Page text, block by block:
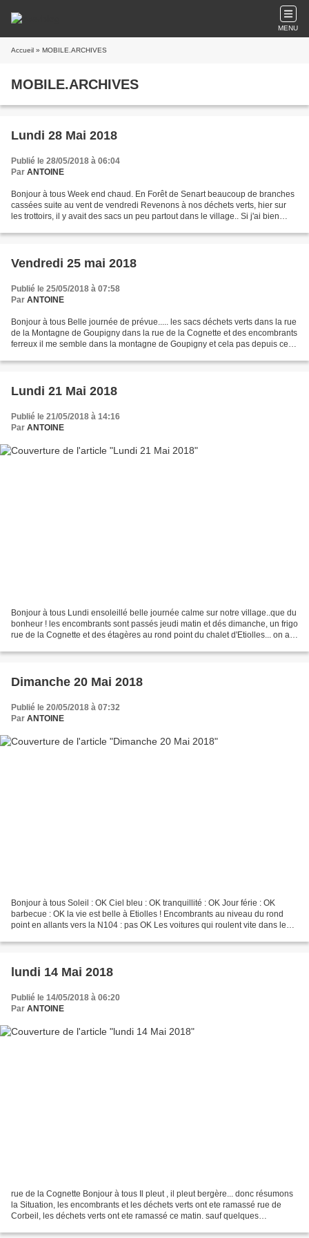
MENU
Accueil » MOBILE.ARCHIVES
MOBILE.ARCHIVES
Lundi 28 Mai 2018
Publié le 28/05/2018 à 06:04
Par ANTOINE
Bonjour à tous Week end chaud. En Forêt de Senart beaucoup de branches
cassées suite au vent de vendredi Revenons à nos déchets verts, hier sur
les trottoirs, il y avait des sacs un peu partout dans le village.. Si j'ai bien
Vendredi 25 mai 2018
Publié le 25/05/2018 à 07:58
Par ANTOINE
Bonjour à tous Belle journée de prévue..... les sacs déchets verts dans la rue
de la Montagne de Goupigny dans la rue de la Cognette et des encombrants
ferreux il me semble dans la montagne de Goupigny et cela pas depuis ce
Lundi 21 Mai 2018
Publié le 21/05/2018 à 14:16
Par ANTOINE
Bonjour à tous Lundi ensoleillé belle journée calme sur notre village..que du
bonheur ! les encombrants sont passés jeudi matin et dés dimanche, un frigo
rue de la Cognette et des étagères au rond point du chalet d'Etiolles... on a
Dimanche 20 Mai 2018
Publié le 20/05/2018 à 07:32
Par ANTOINE
Bonjour à tous Soleil : OK Ciel bleu : OK tranquillité : OK Jour férie : OK
barbecue : OK la vie est belle à Etiolles ! Encombrants au niveau du rond
point en allants vers la N104 : pas OK Les voitures qui roulent vite dans le
lundi 14 Mai 2018
Publié le 14/05/2018 à 06:20
Par ANTOINE
rue de la Cognette Bonjour à tous Il pleut , il pleut bergère... donc résumons
la Situation, les encombrants et les déchets verts ont ete ramassé rue de
Corbeil, les déchets verts ont ete ramassé ce matin. sauf quelques